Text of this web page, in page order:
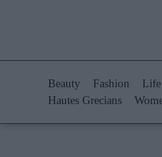
Beauty Fashion
Hautes Grecians